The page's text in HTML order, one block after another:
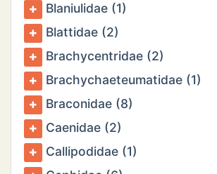
Blaniulidae (1)
Blattidae (2)
Brachycentridae (2)
Brachychaeteumatidae (1)
Braconidae (8)
Caenidae (2)
Callipodidae (1)